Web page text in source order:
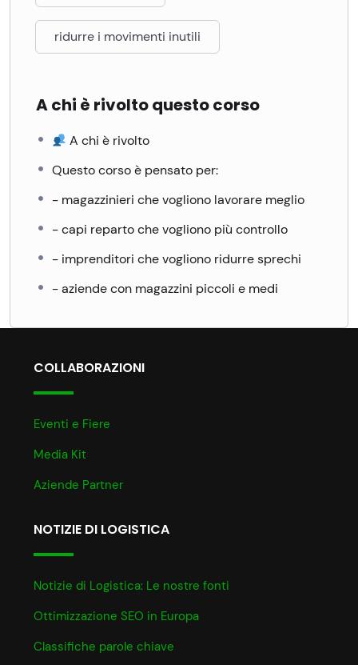
ridurre i movimenti inutili
A chi è rivolto questo corso
A chi è rivolto
Questo corso è pensato per:
- magazzinieri che vogliono lavorare meglio
- capi reparto che vogliono più controllo
- imprenditori che vogliono ridurre sprechi
- aziende con magazzini piccoli e medi
COLLABORAZIONI
Eventi e Fiere
Media Kit
Aziende Partner
NOTIZIE DI LOGISTICA
Notizie di Logistica: Le nostre fonti
Ottimizzazione SEO in Europa
Classifiche parole chiave